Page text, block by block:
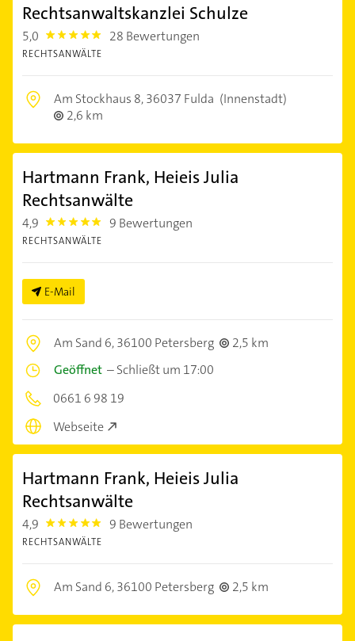
Rechtsanwaltskanzlei Schulze
5,0 5.0 28 Bewertungen
RECHTSANWÄLTE
Am Stockhaus 8,36037 Fulda (Innenstadt)
2,6 km
Hartmann Frank, Heieis Julia
Rechtsanwälte
4,9 4.9 9 Bewertungen
RECHTSANWÄLTE
E-Mail
Am Sand 6,36100 Petersberg
2,5 km
Geöffnet –Schließt um 17:00
0661 6 98 19
Webseite
Hartmann Frank, Heieis Julia
Rechtsanwälte
4,9 4.9 9 Bewertungen
RECHTSANWÄLTE
Am Sand 6,36100 Petersberg 2,5 km